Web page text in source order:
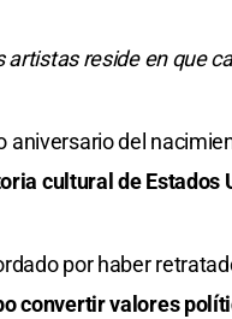
artistas reside en que
aniversario del
cultural de Estados
por haber
convertir valores